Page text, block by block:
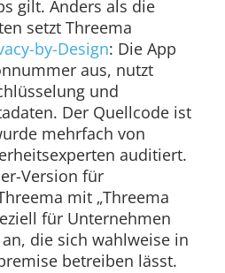
gilt. Anders als die
setzt Threema
by-Design: Die App
aus, nutzt
und
Der Quellcode ist
mehrfach von
auditiert.
Version für
mit „Threema
für Unternehmen
die sich wahlweise in
betreiben lässt.